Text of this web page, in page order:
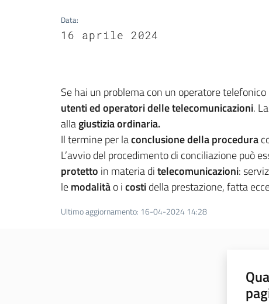
Data:
16 aprile 2024
Se hai un problema con un operatore telefonico
utenti ed operatori delle telecomunicazioni.
allagiustizia ordinaria.
Il termine per laconclusione della procedura
L’avvio del procedimento di conciliazione può
protetto in materia ditelecomunicazioni:
lemodalitào icostidella prestazione, fatta
Ultimo aggiornamento: 16-04-2024 14:28